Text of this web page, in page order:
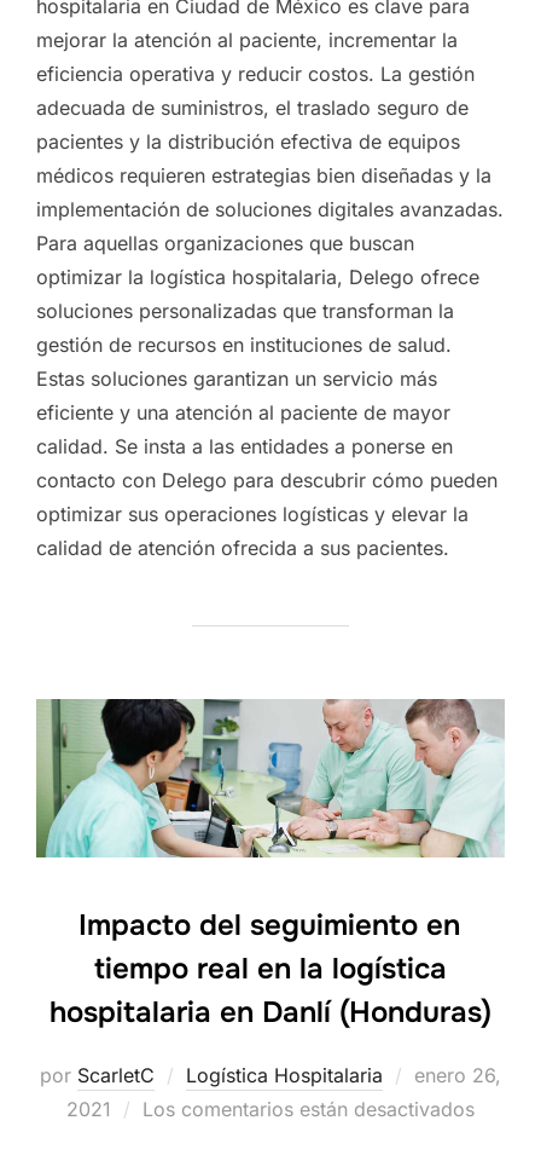
hospitalaria en Ciudad de México es clave para
mejorar la atención al paciente, incrementar la
eficiencia operativa y reducir costos. La gestión
adecuada de suministros, el traslado seguro de
pacientes y la distribución efectiva de equipos
médicos requieren estrategias bien diseñadas y la
implementación de soluciones digitales avanzadas.
Para aquellas organizaciones que buscan
optimizar la logística hospitalaria, Delego ofrece
soluciones personalizadas que transforman la
gestión de recursos en instituciones de salud.
Estas soluciones garantizan un servicio más
eficiente y una atención al paciente de mayor
calidad. Se insta a las entidades a ponerse en
contacto con Delego para descubrir cómo pueden
optimizar sus operaciones logísticas y elevar la
calidad de atención ofrecida a sus pacientes.
Impacto del seguimiento en
tiempo real en la logística
hospitalaria en Danlí (Honduras)
por ScarletC Logística Hospitalaria
Publicado
el
enero 26,
2021
Los comentarios están desactivados